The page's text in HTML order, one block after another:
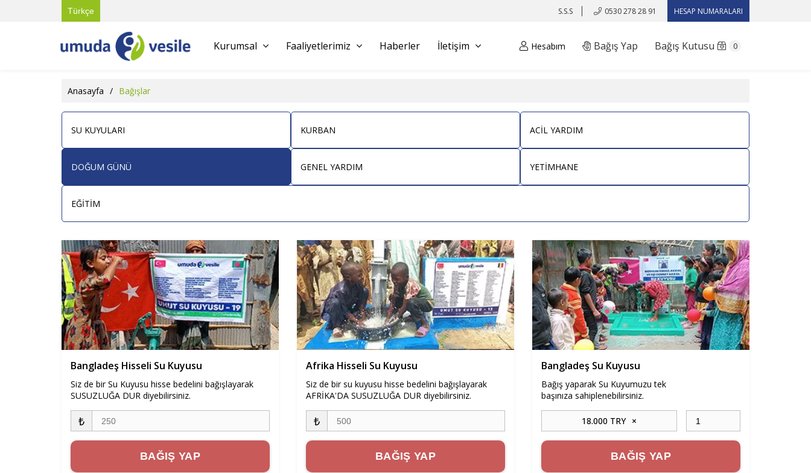
Türkçe S.S.S 0530 278 28 91 HESAP NUMARALARI
Kurumsal Faaliyetlerimiz Haberler İletişim Hesabım Bağış Yap Bağış Kutusu 0
Anasayfa / Bağışlar
SU KUYULARI KURBAN ACİL YARDIM
DOĞUM GÜNÜ GENEL YARDIM YETİMHANE
EĞİTİM
Bangladeş Hisseli Su Kuyusu
Siz de bir Su Kuyusu hisse bedelini bağışlayarak
SUSUZLUĞA DUR diyebilirsiniz.
₺
BAĞIŞ YAP
Afrika Hisseli Su Kuyusu
Siz de bir su kuyusu hisse bedelini bağışlayarak
AFRİKA'DA SUSUZLUĞA DUR diyebilirsiniz.
₺
BAĞIŞ YAP
Bangladeş Su Kuyusu
Bağış yaparak Su Kuyumuzu tek
başınıza sahiplenebilirsiniz.
18.000 TRY ×
BAĞIŞ YAP